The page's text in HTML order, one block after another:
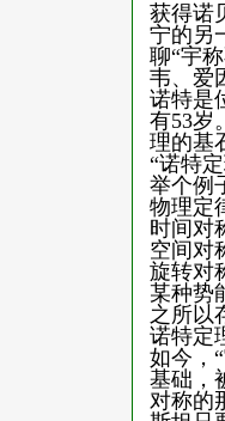
获得诺
宁的另
聊“宇
韦、爱
诺特是
有53岁
理的基
“诺特
举个例
物理定
时间对
空间对
旋转对
某种势
之所以
诺特定
如今，
基础，
对称的